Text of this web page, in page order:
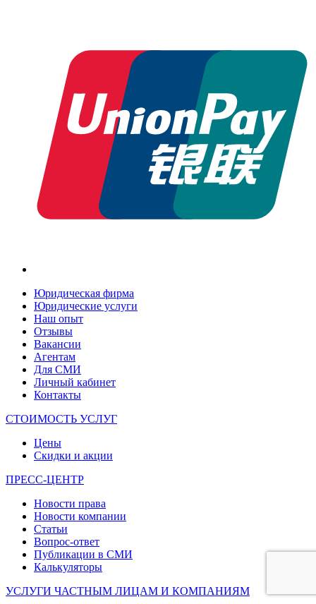
Юридическая фирма
Юридические услуги
Наш опыт
Отзывы
Вакансии
Агентам
Для СМИ
Личный кабинет
Контакты
СТОИМОСТЬ УСЛУГ
Цены
Скидки и акции
ПРЕСС-ЦЕНТР
Новости права
Новости компании
Статьи
Вопрос-ответ
Публикации в СМИ
Калькуляторы
УСЛУГИ ЧАСТНЫМ ЛИЦАМ И КОМПАНИЯМ